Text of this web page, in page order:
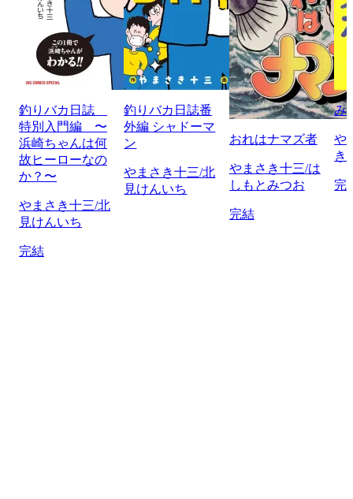
釣りバカ日誌
特別入門編 〜
浜崎ちゃんは何
故ヒーローなの
か？〜
やまさき十三/北
見けんいち
完結
釣りバカ日誌番
外編 シャドーマ
ン
やまさき十三/北
見けんいち
おれはナマズ者
やまさき十三/は
しもとみつお
完結
み
や
き
完